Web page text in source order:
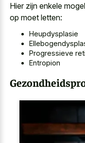
Hier zijn enkele
op moet letten:
Heupdysplasie
Progressieve
Entropion